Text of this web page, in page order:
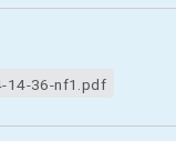
14-36-nf1.pdf